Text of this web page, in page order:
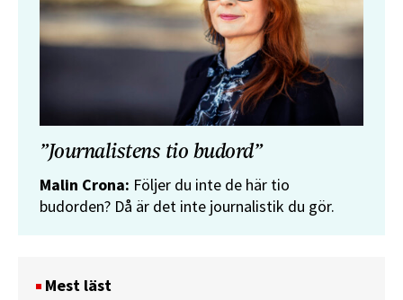
”Journalistens tio budord”
Malin Crona: Följer du inte de här tio
budorden? Då är det inte journalistik du gör.
Mest läst